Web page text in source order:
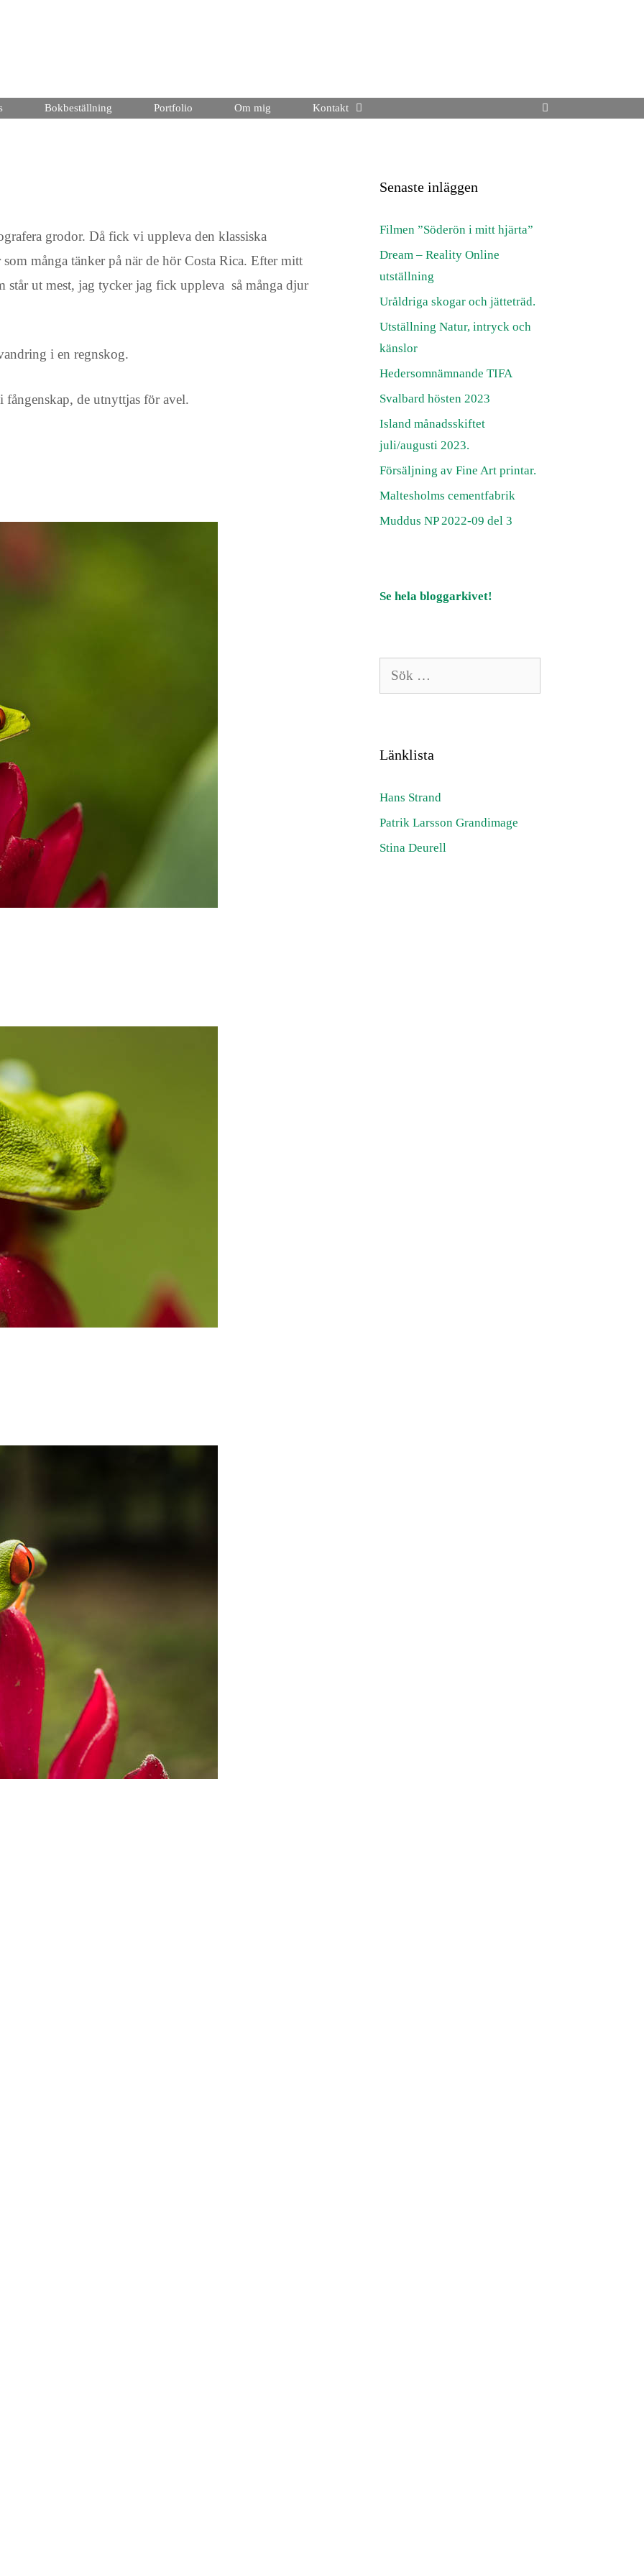
Bokbeställning Portfolio Om mig Kontakt
grodor. Då fick vi uppleva den klassiska
många tänker på när de hör Costa Rica. Efter mitt
står ut mest, jag tycker jag fick uppleva så många djur
i en regnskog.
de utnyttjas för avel.
Senaste inläggen
Filmen ”Söderön i mitt hjärta”
Dream – Reality Online
utställning
Uråldriga skogar och jätteträd.
Utställning Natur, intryck och
känslor
Hedersomnämnande TIFA
Svalbard hösten 2023
Island månadsskiftet
juli/augusti 2023.
Försäljning av Fine Art printar.
Maltesholms cementfabrik
Muddus NP 2022-09 del 3
Se hela bloggarkivet!
Sök
Länklista
Hans Strand
Patrik Larsson Grandimage
Stina Deurell